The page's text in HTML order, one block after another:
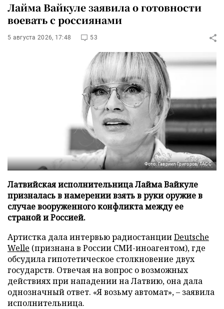
Лайма Вайкуле заявила о готовности
воевать с россиянами
5 августа 2026, 17:48 53
Фото: Гавриил Григоров/ТАСС
Латвийская исполнительница Лайма Вайкуле
призналась в намерении взять в руки оружие в
случае вооруженного конфликта между ее
страной и Россией.
Артистка дала интервью радиостанцииDeutsche
Welle (признана в России СМИ-иноагентом), где
обсудила гипотетическое столкновение двух
государств. Отвечая на вопрос о возможных
действиях при нападении на Латвию, она дала
однозначный ответ. «Я возьму автомат», – заявила
исполнительница.